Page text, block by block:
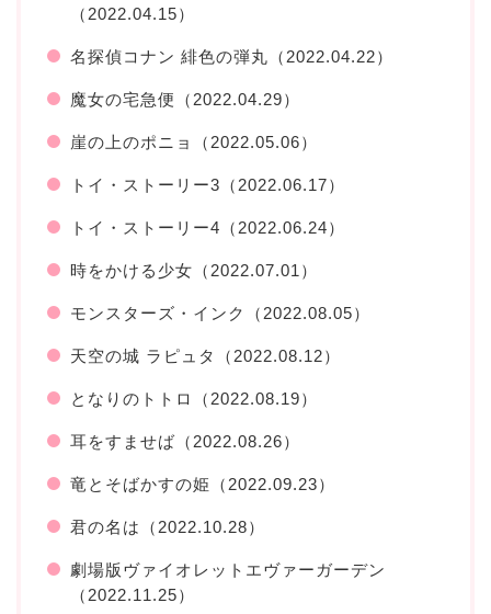
（2022.04.15）
名探偵コナン 緋色の弾丸（2022.04.22）
魔女の宅急便（2022.04.29）
崖の上のポニョ（2022.05.06）
トイ・ストーリー3（2022.06.17）
トイ・ストーリー4（2022.06.24）
時をかける少女（2022.07.01）
モンスターズ・インク（2022.08.05）
天空の城 ラピュタ（2022.08.12）
となりのトトロ（2022.08.19）
耳をすませば（2022.08.26）
竜とそばかすの姫（2022.09.23）
君の名は（2022.10.28）
劇場版ヴァイオレットエヴァーガーデン
（2022.11.25）